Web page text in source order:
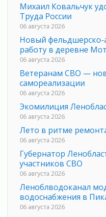
Михаил Ковальчук
Труда России
06 августа 2026
Новый фельдшерско-
работу в деревне
06 августа 2026
Ветеранам СВО —
самореализации
06 августа 2026
Экомилиция
06 августа 2026
Лето в ритме
06 августа 2026
Губернатор
участников СВО
06 августа 2026
Леноблводоканал
водоснабжения в
06 августа 2026